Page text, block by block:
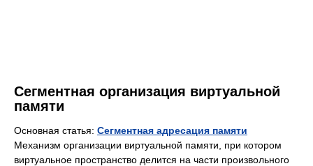
Сегментная организация виртуальной
памяти
Основная статья: Сегментная адресация памяти
Механизм организации виртуальной памяти, при котором
виртуальное пространство делится на части произвольного